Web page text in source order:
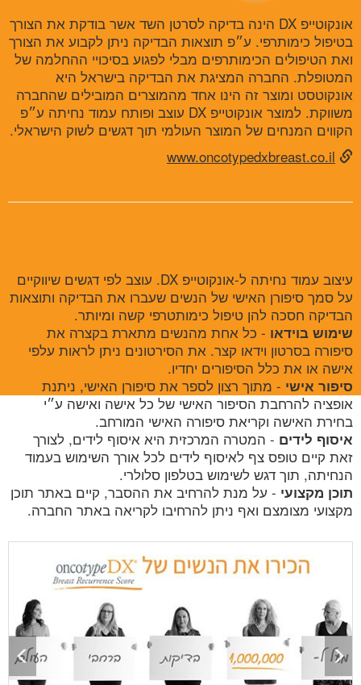
אונקוטייפ DX הינה בדיקה לסרטן השד אשר בודקת את הצורך
בטיפול כימותרפי. ע״פ תוצאות הבדיקה ניתן לקבוע את הצורך
ואת הטיפולים הכימותרפים מבלי לפגוע בסיכויי ההחלמה של
המטופלת. החברה המציגת את הבדיקה בישראל היא
אונקוטסט ומוצר זה הינו אחד מהמוצרים המובילים שהחברה
משווקת. למוצר אונקוטייפ DX עוצב ופותח עמוד נחיתה ע״פ
הקווים המנחים של המוצר העולמי תוך דגשים לשוק הישראלי.
www.oncotypedxbreast.co.il
עיצוב עמוד נחיתה ל-אונקוטייפ DX. עוצב לפי דגשים שיווקיים
על סמך סיפורן האישי של הנשים שעברו את הבדיקה ותוצאות
הבדיקה חסכה להן טיפול כימותטרפי קשה ומיותר.
שימוש בוידאו - כל אחת מהנשים מתארת בקצרה את
סיפורה בסרטון וידאו קצר. את הסירטונים ניתן לראות עלפי
אישה או את כלל הסיפורים יחדיו.
סיפור אישי - מתוך רצון לספר את סיפורן האישי, ניתנת
אופציה להרחבת הסיפור האישי של כל אישה ואישה ע״י
בחירת האישה וקריאת סיפורה האישי המורחב.
איסוף לידים - המטרה המרכזית היא איסוף לידים, לצורך
זאת קיים טופס צף לאיסוף לידים לכל אורך השימוש בעמוד
הנחיתה, תוך דגש לשימוש בטלפון סלולרי.
תוכן מקצועי - על מנת להרחיב את ההסבר, קיים באתר תוכן
מקצועי מצומצם ואף ניתן להרחיבו לקריאה באתר החברה.
Previous